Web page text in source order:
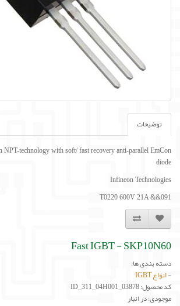
توضیحات
NPT-technology with soft/ fast recovery anti-parallel EmCon
diode
Infineon Technologies
T0220 600V 21A &&091
Fast IGBT - SKP10N60
دسته بندی ها:
-انواع IGBT
کد محصول: ID_311_04H001_03878
موجودی: در انبار